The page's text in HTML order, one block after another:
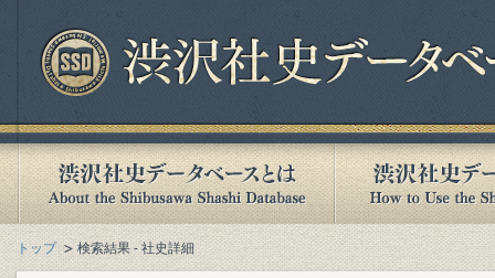
トップ 検索結果 - 社史詳細